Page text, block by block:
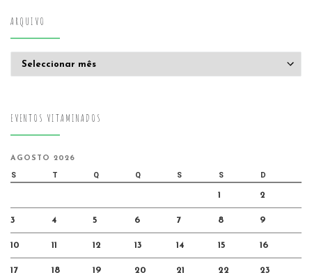
ARQUIVO
EVENTOS VITAMINADOS
AGOSTO 2026
S T Q Q S S D
1 2
3 4 5 6 7 8 9
10 11 12 13 14 15 16
17 18 19 20 21 22 23